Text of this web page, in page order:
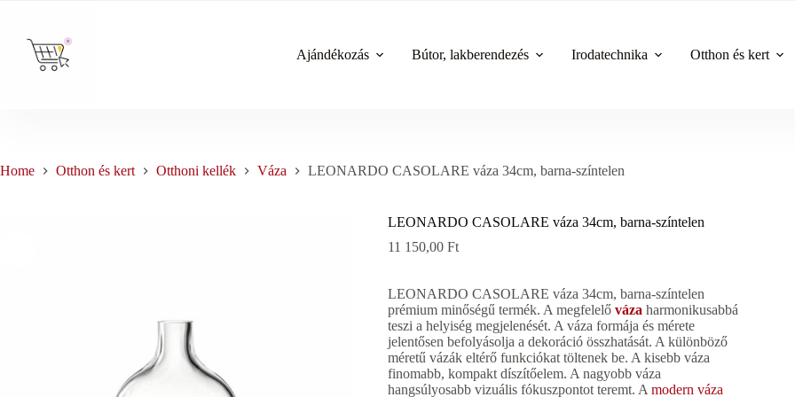
content
Ajándékozás
Bútor, lakberendezés Irodatechnika Otthon és kert
Home Otthon és kert Otthoni kellék Váza LEONARDO CASOLARE váza 34cm, barna-színtelen
LEONARDO CASOLARE váza 34cm, barna-színtelen
11 150,00Ft
LEONARDO CASOLARE váza 34cm, barna-színtelen
prémium minőségű termék. A megfelelőváza harmonikusabbá
teszi a helyiség megjelenését. A váza formája és mérete
jelentősen befolyásolja a dekoráció összhatását. A különböző
méretű vázák eltérő funkciókat töltenek be. A kisebb váza
finomabb, kompakt díszítőelem. A nagyobb váza
hangsúlyosabb vizuális fókuszpontot teremt. Amodern váza